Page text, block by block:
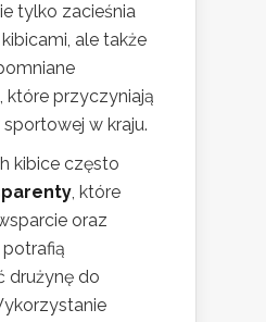
tylko zacieśnia
ale także
które przyczyniają
w kraju.
kibice często
, które
oraz
drużynę do